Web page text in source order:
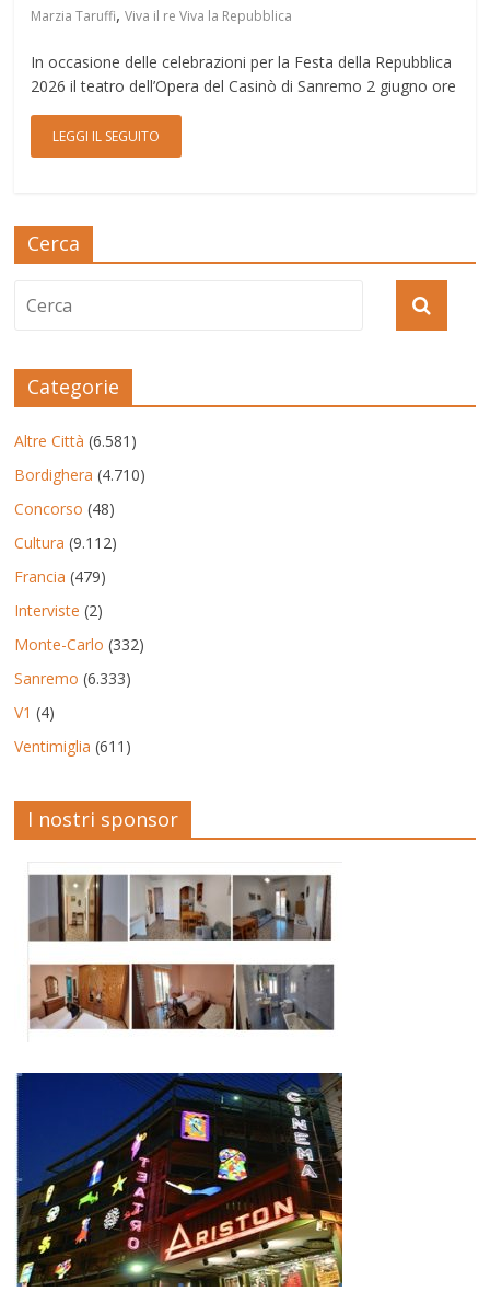
Marzia Taruffi,Viva il re Viva la Repubblica
In occasione delle celebrazioni per la Festa della Repubblica
2026 il teatro dell’Opera del Casinò di Sanremo 2 giugno ore
LEGGI IL SEGUITO
Cerca
Categorie
Altre Città (6.581)
Bordighera (4.710)
Concorso (48)
Cultura (9.112)
Francia (479)
Interviste (2)
Monte-Carlo (332)
Sanremo (6.333)
V1 (4)
Ventimiglia (611)
I nostri sponsor